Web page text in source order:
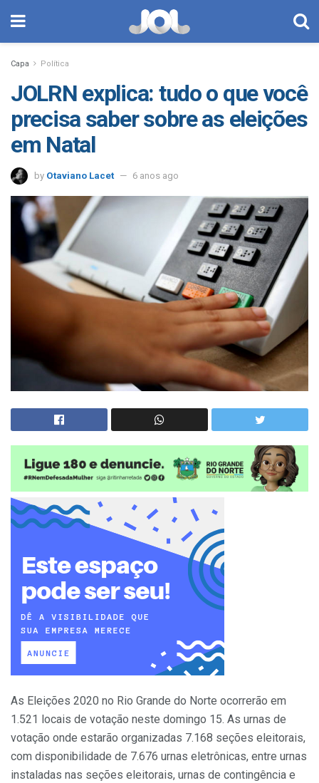
Capa Política
JOLRN explica: tudo o que você
precisa saber sobre as eleições
em Natal
by Otaviano Lacet 6 anos ago
As Eleições 2020 no Rio Grande do Norte ocorrerão em
1.521 locais de votação neste domingo 15. As urnas de
votação onde estarão organizadas 7.168 seções eleitorais,
com disponibilidade de 7.676 urnas eletrônicas, entre urnas
instaladas nas seções eleitorais, urnas de contingência e